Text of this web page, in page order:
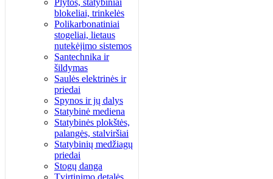
Plytos, statybiniai
blokeliai, trinkelės
Polikarbonatiniai
stogeliai, lietaus
nutekėjimo sistemos
Santechnika ir
šildymas
Saulės elektrinės ir
priedai
Spynos ir jų dalys
Statybinė mediena
Statybinės plokštės,
palangės, stalviršiai
Statybinių medžiagų
priedai
Stogų danga
Tvirtinimo detalės